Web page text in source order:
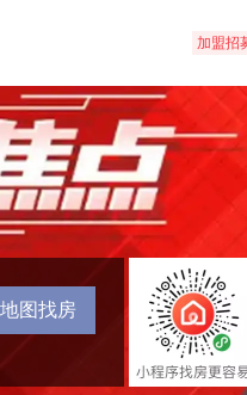
加盟招
地图找房